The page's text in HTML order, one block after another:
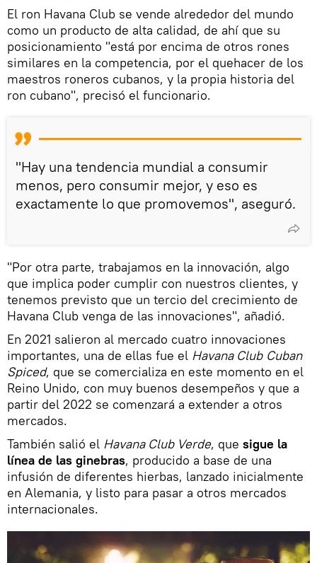
El ron Havana Club se vende alrededor del mundo
como un producto de alta calidad, de ahí que su
posicionamiento "está por encima de otros rones
similares en la competencia, por el quehacer de los
maestros roneros cubanos, y la propia historia del
ron cubano", precisó el funcionario.
"Hay una tendencia mundial a consumir
menos, pero consumir mejor, y eso es
exactamente lo que promovemos", aseguró.
"Por otra parte, trabajamos en la innovación, algo
que implica poder cumplir con nuestros clientes, y
tenemos previsto que un tercio del crecimiento de
Havana Club venga de las innovaciones", añadió.
En 2021 salieron al mercado cuatro innovaciones
importantes, una de ellas fue el Havana Club Cuban
Spiced, que se comercializa en este momento en el
Reino Unido, con muy buenos desempeños y que a
partir del 2022 se comenzará a extender a otros
mercados.
También salió el Havana Club Verde, que sigue la
línea de las ginebras, producido a base de una
infusión de diferentes hierbas, lanzado inicialmente
en Alemania, y listo para pasar a otros mercados
internacionales.